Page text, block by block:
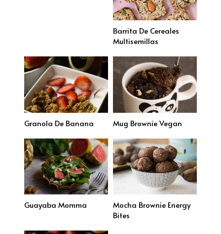
Barrita De Cereales
Multisemillas
Granola De Banana Mug Brownie Vegan
Guayaba Momma
Mocha Brownie Energy
Bites